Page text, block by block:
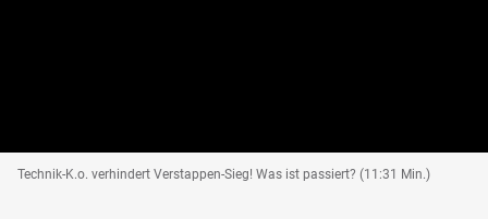
Technik-K.o. verhindert Verstappen-Sieg! Was ist passiert? (11:31 Min.)